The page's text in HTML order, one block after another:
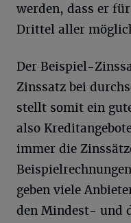
werden, dass er
Drittel aller
Der Beispiel-
Zinssatz bei
stellt somit ein
also
immer die
geben viele
den Mindest- und